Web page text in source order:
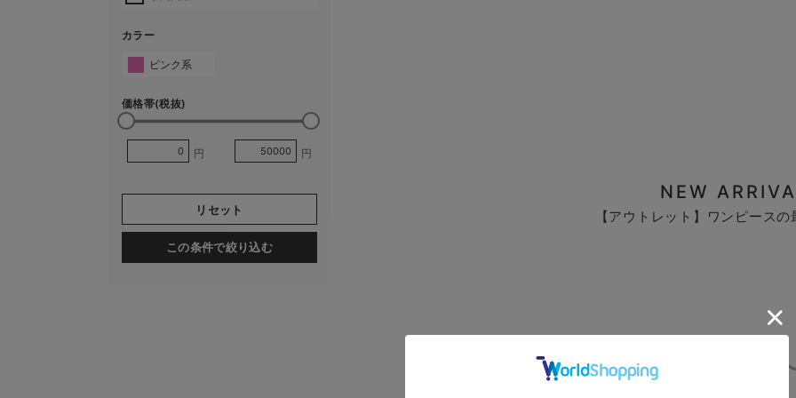
カラー
ピンク系
価格帯(税抜)
円 円
リセット
この条件で絞り込む
NEW
【アウトレット】ワンピース